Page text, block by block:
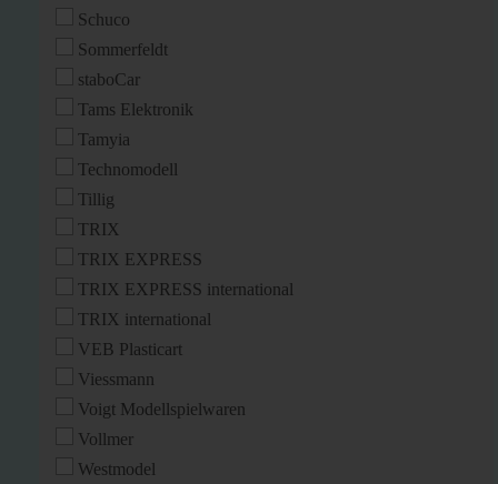
Schuco
Sommerfeldt
staboCar
Tams Elektronik
Tamyia
Technomodell
Tillig
TRIX
TRIX EXPRESS
TRIX EXPRESS international
TRIX international
VEB Plasticart
Viessmann
Voigt Modellspielwaren
Vollmer
Westmodel